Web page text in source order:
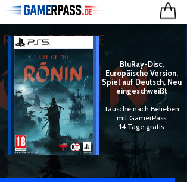
BluRay-Disc,
Europäische Version,
Spiel auf Deutsch, Neu
eingeschweißt
Tausche nach Belieben
mit GamerPass
14 Tage gratis